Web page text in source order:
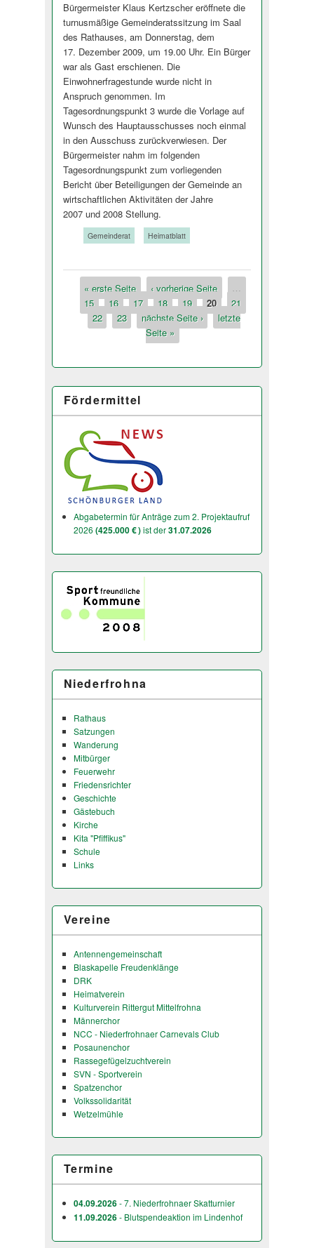
Bürgermeister Klaus Kertzscher eröffnete die
turnusmäßige Gemeinderatssitzung im Saal
des Rathauses, am Donnerstag, dem
17. Dezember 2009, um 19.00 Uhr. Ein Bürger
war als Gast erschienen. Die
Einwohnerfrages­tunde wurde nicht in
Anspruch genommen. Im
Tagesordnungspunkt 3 wurde die Vorlage auf
Wunsch des Hauptausschusses noch einmal
in den Ausschuss zurückverwiesen. Der
Bürgermeister nahm im folgenden
Tagesordnungspunkt zum vorliegenden
Bericht über Beteiligungen der Gemeinde an
wirtschaftlichen Aktivitäten der Jahre
2007 und 2008 Stellung.
Gemeinderat Heimatblatt
Seiten
« erste Seite ‹ vorherige Seite
…
15
16 17 18 19 20
21
22
23 nächste Seite ›
letzte
Seite »
Fördermittel
Abgabetermin für Anträge zum 2. Projektaufruf
2026 (425.000 € )ist der31.07.2026
Niederfrohna
Rathaus
Satzungen
Wanderung
Mitbürger
Feuerwehr
Friedensrichter
Geschichte
Gästebuch
Kirche
Kita "Pfiffikus"
Schule
Links
Vereine
Antennengemeinschaft
Blaskapelle Freudenklänge
DRK
Heimatverein
Kulturverein Rittergut Mittelfrohna
Männerchor
NCC - Niederfrohnaer Carnevals Club
Posaunenchor
Rassegefügelzuchtverein
SVN - Sportverein
Spatzenchor
Volkssolidarität
Wetzelmühle
Termine
04.09.2026- 7. Niederfrohnaer Skatturnier
11.09.2026- Blutspendeaktion im Lindenhof